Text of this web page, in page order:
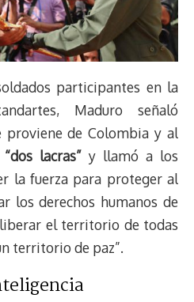
participantes en la
Maduro señaló
de Colombia y al
“dos lacras” y llamó a los
la fuerza para proteger al
los derechos humanos de
el territorio de todas
territorio de paz”.